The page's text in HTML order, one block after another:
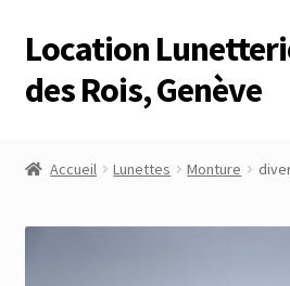
Aller
à
la
Aller
au
contenu
Location
des Rois, Genève
Accueil Lunettes Monture